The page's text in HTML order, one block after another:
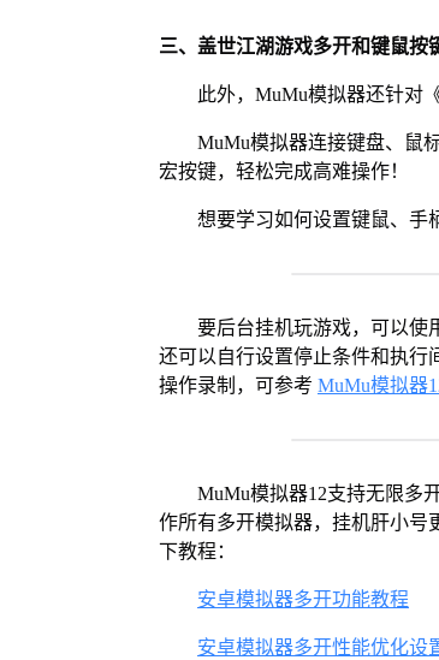
三、盖世江湖游戏多开和键鼠按
此外，MuMu模拟器还针对
MuMu模拟器连接键盘、鼠
宏按键，轻松完成高难操作！
想要学习如何设置键鼠、手
要后台挂机玩游戏，可以使
还可以自行设置停止条件和执行
操作录制，可参考 MuMu模拟器
MuMu模拟器12支持无限多
作所有多开模拟器，挂机肝小号
下教程：
安卓模拟器多开功能教程
安卓模拟器多开性能优化设